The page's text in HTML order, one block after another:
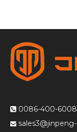
 0086-400-
